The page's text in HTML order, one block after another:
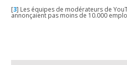
[3] Les équipes de modérateurs de
annonçaient pas moins de 10.000